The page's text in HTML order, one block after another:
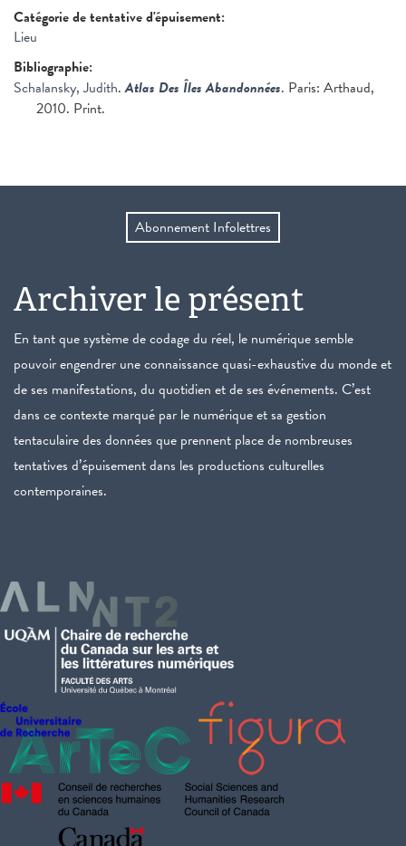
Catégorie de tentative d'épuisement:
Lieu
Bibliographie:
Schalansky, Judith.Atlas Des Îles Abandonnées. Paris: Arthaud,
2010. Print.
Abonnement Infolettres
Archiver le présent
En tant que système de codage du réel, le numérique semble
pouvoir engendrer une connaissance quasi-exhaustive du monde et
de ses manifestations, du quotidien et de ses événements. C’est
dans ce contexte marqué par le numérique et sa gestion
tentaculaire des données que prennent place de nombreuses
tentatives d’épuisement dans les productions culturelles
contemporaines.